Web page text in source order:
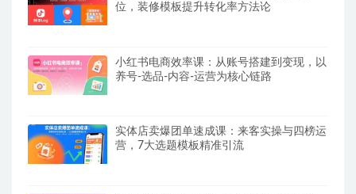
位，装修模板提升转化率方法论
小红书电商效率课：从账号搭建到变现，以
养号-选品-内容-运营为核心链路
实体店卖爆团单速成课：来客实操与四榜运
营，7大选题模板精准引流